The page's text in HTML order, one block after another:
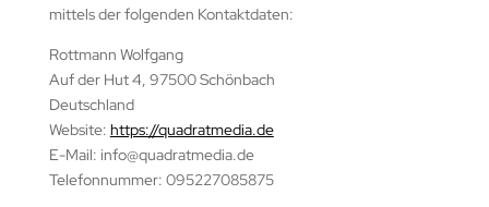
mittels der folgenden Kontaktdaten:
Rottmann Wolfgang
Auf der Hut 4, 97500 Schönbach
Deutschland
Website: https://quadratmedia.de
E-Mail: info@quadratmedia.de
Telefonnummer: 095227085875